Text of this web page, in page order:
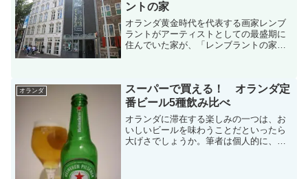
ントの家
オランダ黄金時代を代表する画家レンブ
ラントがアーティストとしての最盛期に
住んでいた家が、「レンブラントの家」
分ほどの場所にあります...
オランダ
スーパーで買える！ オランダ定
番ビール5種飲み比べ
オランダに滞在する楽しみの一つは、お
いしいビールを味わうことだといったら
大げさでしょうか。筆者は個人的に、ビ